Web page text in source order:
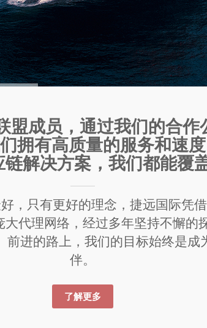
盟成员，通过我们的合作
拥有高质量的服务和速
解决方案，我们都能覆
，只有更好的理念，捷远国际凭
代理网络，经过多年坚持不懈的
进的路上，我们的目标始终是成
伴。
了解更多